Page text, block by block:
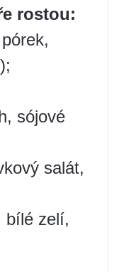
rostou:
sójové
salát,
bílé zelí,